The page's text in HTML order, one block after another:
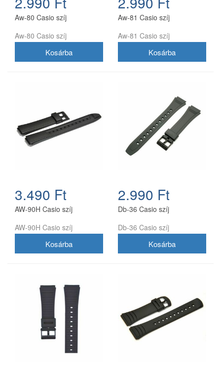
Aw-80 Casio szíj
Aw-80 Casio szíj
Aw-81 Casio szíj
Aw-81 Casio szíj
3.490 Ft
AW-90H Casio szíj
AW-90H Casio szíj
2.990 Ft
Db-36 Casio szíj
Db-36 Casio szíj